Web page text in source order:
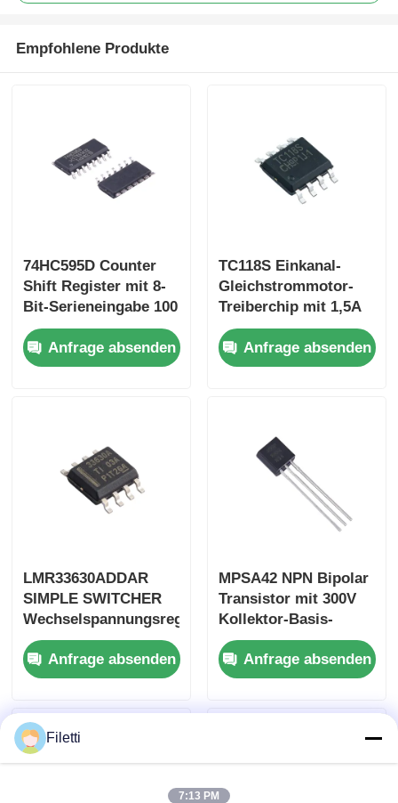
Empfohlene Produkte
74HC595D Counter
Shift Register mit 8-
Bit-Serieneingabe 100
MHz Shift-Out-
Frequenz und CMOS
Low Power
Anfrage absenden
TC118S Einkanal-
Gleichstrommotor-
Treiberchip mit 1,5A
Ausgangsstrom, 2,5A
Spitzenstrom und
1,6Ω
Anfrage absenden
LMR33630ADDAR
SIMPLE SWITCHER
Wechselspannungsregler
mit 3A
Ausgangsstrom, 36V
Eingangsspannung
Spitzenwirkungsgrad
Anfrage absenden
MPSA42 NPN Bipolar
Transistor mit 300V
Kollektor-Basis-
Spannung, 500mA
Kollektorstrom im
TO-92-3 Gehäuse
Anfrage absenden
Filetti
7:13 PM